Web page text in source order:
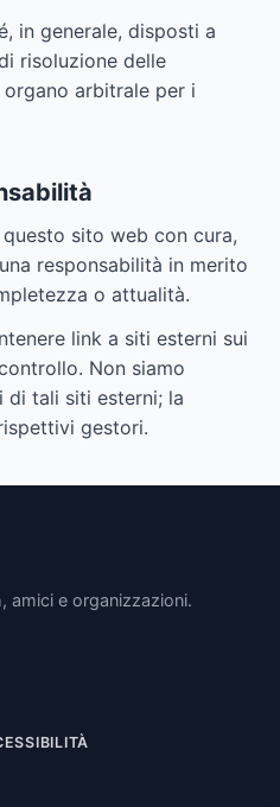
in generale, disposti a
risoluzione delle
arbitrale per i
sito web con cura,
responsabilità in merito
o attualità.
link a siti esterni sui
Non siamo
di tali siti esterni; la
gestori.
amici e organizzazioni.